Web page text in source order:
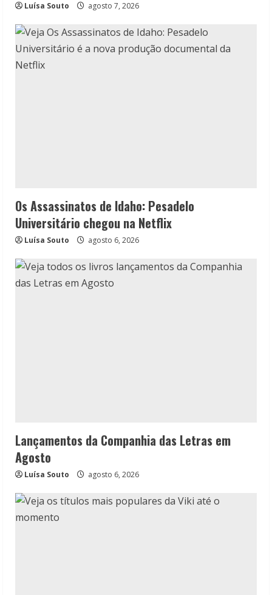
Luísa Souto agosto 7, 2026
Os Assassinatos de Idaho: Pesadelo
Universitário chegou na Netflix
Luísa Souto agosto 6, 2026
Lançamentos da Companhia das Letras em
Agosto
Luísa Souto agosto 6, 2026